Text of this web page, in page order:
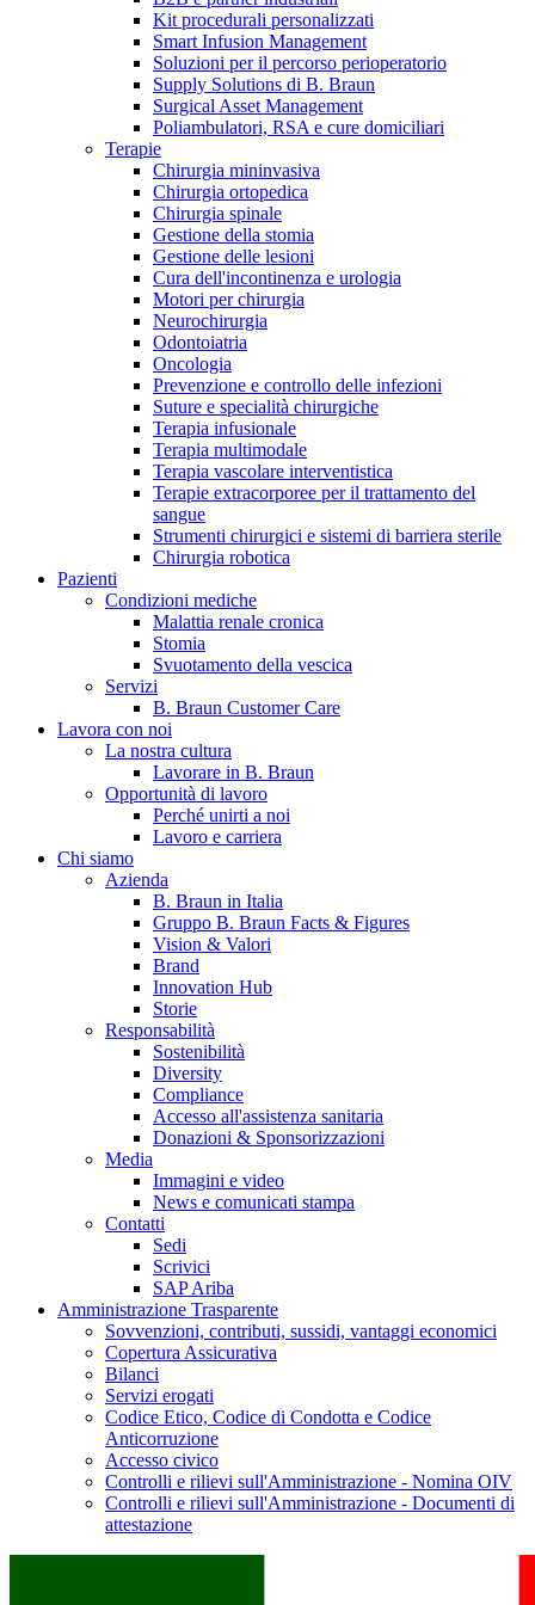
Catalogo prodotti
Trova il prodotto che stai cercando. Visita il catalogo B.
Braun con il nostro portfolio completo.
Hai domande o richieste? Scrivici per entrare subito in
contatto con un nostro referente.
B. Braun in Italia
Scopri chi siamo ed entra nel mondo di B. Braun in Italia: 4
sedi, 4 aziende, più di 700 dipendenti e un Centro di
Eccellenza a livello globale.
Kit procedurali personalizzati
Smart Infusion Management
Soluzioni per il percorso perioperatorio
Supply Solutions di B. Braun
Surgical Asset Management
Poliambulatori, RSA e cure domiciliari
Terapie
Chirurgia mininvasiva
Chirurgia ortopedica
Chirurgia spinale
Gestione della stomia
Gestione delle lesioni
Cura dell'incontinenza e urologia
Motori per chirurgia
Neurochirurgia
Odontoiatria
Oncologia
Prevenzione e controllo delle infezioni
Suture e specialità chirurgiche
Terapia infusionale
Terapia multimodale
Terapia vascolare interventistica
Terapie extracorporee per il trattamento del
sangue
Strumenti chirurgici e sistemi di barriera sterile
Chirurgia robotica
Pazienti
Condizioni mediche
Malattia renale cronica
Stomia
Svuotamento della vescica
Servizi
B. Braun Customer Care
Lavora con noi
La nostra cultura
Lavorare in B. Braun
Opportunità di lavoro
Perché unirti a noi
Lavoro e carriera
Chi siamo
Azienda
B. Braun in Italia
Gruppo B. Braun Facts & Figures
Vision & Valori
Brand
Innovation Hub
Storie
Responsabilità
Sostenibilità
Diversity
Compliance
Accesso all'assistenza sanitaria
Donazioni & Sponsorizzazioni
Media
Immagini e video
News e comunicati stampa
Contatti
Sedi
Scrivici
SAP Ariba
Amministrazione Trasparente
Sovvenzioni, contributi, sussidi, vantaggi economici
Copertura Assicurativa
Bilanci
Servizi erogati
Codice Etico, Codice di Condotta e Codice
Anticorruzione
Accesso civico
Controlli e rilievi sull'Amministrazione - Nomina OIV
Controlli e rilievi sull'Amministrazione - Documenti di
attestazione